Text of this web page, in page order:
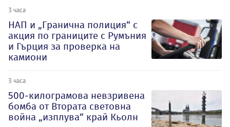
3 часа
НАП и „Гранична полиция“ с
акция по границите с Румъния
и Гърция за проверка на
камиони
3 часа
500-килограмова невзривена
бомба от Втората световна
война „изплува“ край Кьолн